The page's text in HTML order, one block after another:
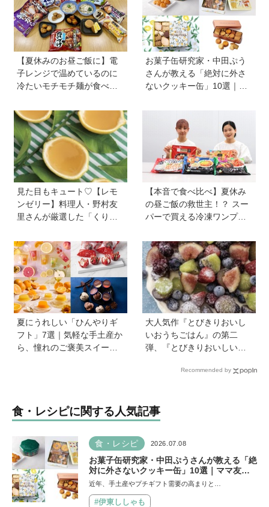
利
【夏休みのお昼ご飯に】電
子レンジで温めているのに
冷たいモチモチ麺が食べら
リーズを試してみた｜育ち
盛りにおすすめプラス一品
も紹介♪
お菓子缶研究家・中田ぷう
さんが教える「絶対に外さ
ないクッキー缶」10選｜マ
自分へのご褒美に！
見た目もキュート♡【レモ
ンゼリー】料理人・野村友
里さんが厳選した「くり返
から夏にピッタリなレシピ
をピックアップ
【本音で食べ比べ】夏休み
の昼ご飯の救世主！？ スー
パーで買える冷凍ワンプレ
食！
夏にうれしい「ひんやりギ
フト」7選｜気軽な手土産か
ら、憧れのご褒美スイーツ
大人気作『とびきりおいし
いおうちごはん』の第二
弾、『とびきりおいしいお
よう【フローズンフルー
Recommended by
食・レシピに関する人気記事
食・レシピ 2026.07.08
お菓子缶研究家・中田ぷうさんが教える「絶
対に外さないクッキー缶」10選｜ママ友や
義実家への贈り物、自分へのご褒美に！
近年、手土産やプチギフト需要の高まりと…
#伊東ししゃも